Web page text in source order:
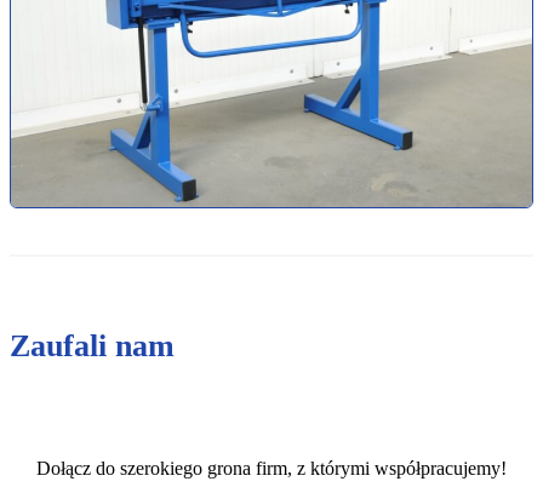
Zaufali nam
Dołącz do szerokiego grona firm, z którymi współpracujemy!